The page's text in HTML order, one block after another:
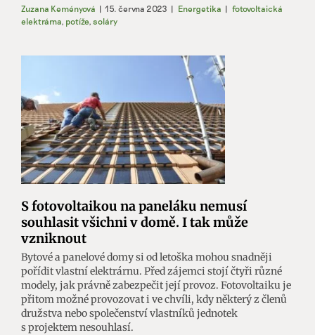
Zuzana Keményová | 15. června 2023 | Energetika | fotovoltaická
elektrárna, potíže, soláry
S fotovoltaikou na paneláku nemusí
souhlasit všichni v domě. I tak může
vzniknout
Bytové a panelové domy si od letoška mohou snadněji
pořídit vlastní elektrárnu. Před zájemci stojí čtyři různé
modely, jak právně zabezpečit její provoz. Fotovoltaiku je
přitom možné provozovat i ve chvíli, kdy některý z členů
družstva nebo společenství vlastníků jednotek
s projektem nesouhlasí.